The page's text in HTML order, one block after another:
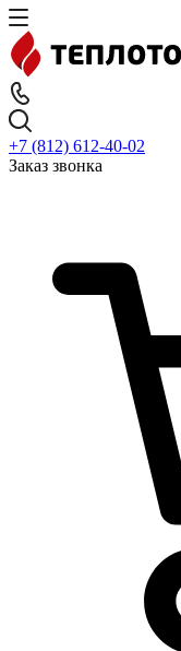
+7 (812) 612-40-02
Заказ звонка